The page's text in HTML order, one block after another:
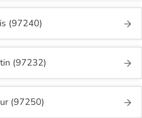
(97240)
(97232)
(97250)